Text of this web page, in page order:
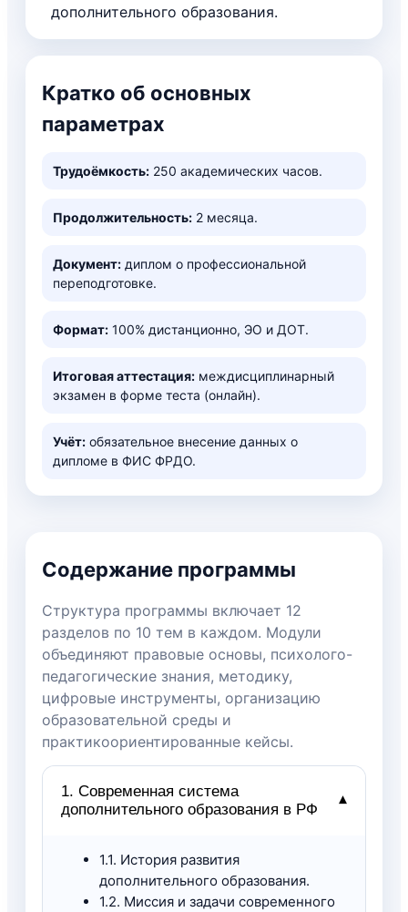
дополнительного образования.
Кратко об основных
параметрах
Трудоёмкость: 250 академических часов.
Продолжительность: 2 месяца.
Документ: диплом о профессиональной
переподготовке.
Формат: 100% дистанционно, ЭО и ДОТ.
Итоговая аттестация: междисциплинарный
экзамен в форме теста (онлайн).
Учёт: обязательное внесение данных о
дипломе в ФИС ФРДО.
Содержание программы
Структура программы включает 12
разделов по 10 тем в каждом. Модули
объединяют правовые основы, психолого-
педагогические знания, методику,
цифровые инструменты, организацию
образовательной среды и
практикоориентированные кейсы.
1. Современная система
дополнительного образования в РФ
▾
1.1. История развития
дополнительного образования.
1.2. Миссия и задачи современного